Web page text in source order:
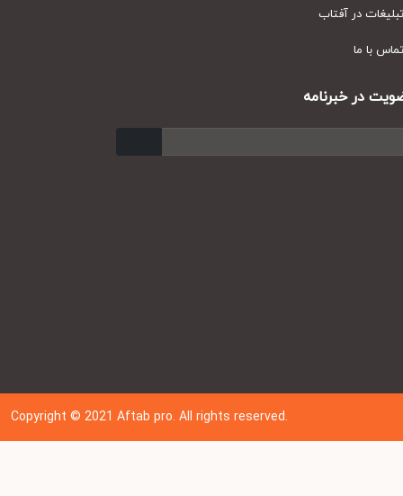
در آفتاب
با ما
در خبرنامه
Copyright © 202 1Aftab pro. All rights reserved.